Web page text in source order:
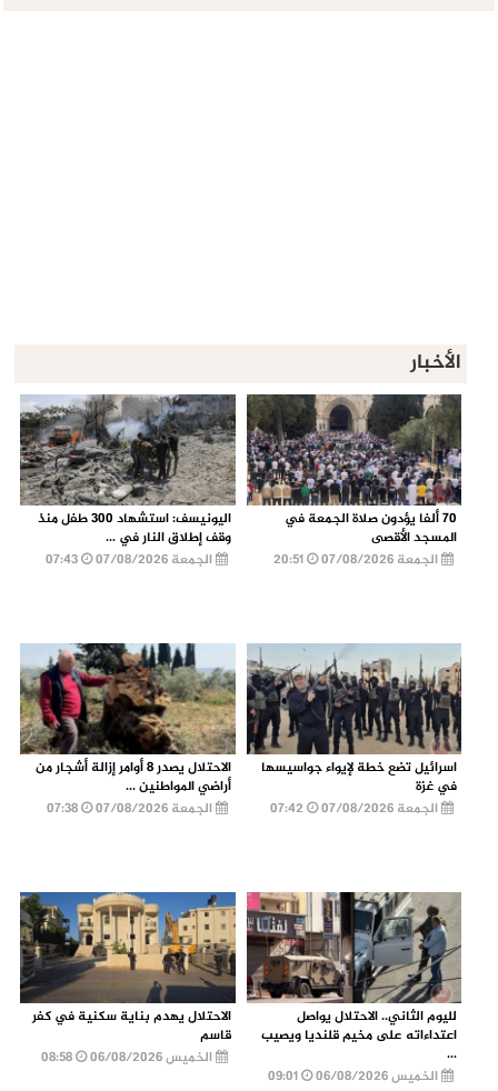
الأخبار
70 ألفا يؤدون صلاة الجمعة في
المسجد الأقصى
الجمعة 07/08/2026
اليونيسف: استشهاد 300 طفل منذ
وقف إطلاق النار في ...
الجمعة 07/08/2026
07:43
اسرائيل تضع خطة لإيواء جواسيسها
في غزة
الجمعة 07/08/2026
الاحتلال يصدر 8 أوامر إزالة أشجار من
أراضي المواطنين ...
الجمعة 07/08/2026
07:38
لليوم الثاني.. الاحتلال يواصل
اعتداءاته على مخيم قلنديا ويصيب
...
الخميس 06/08/2026
الاحتلال يهدم بناية سكنية في كفر
قاسم
الخميس 06/08/2026
08:58